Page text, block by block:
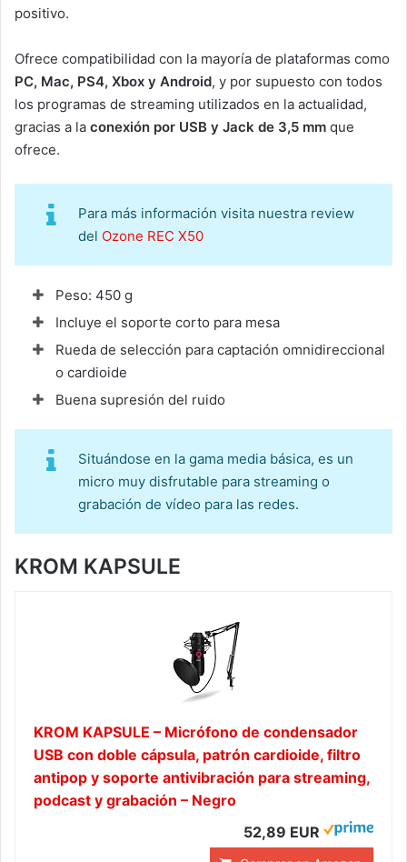
positivo.
Ofrece compatibilidad con la mayoría de plataformas como
PC, Mac, PS4, Xbox y Android, y por supuesto con todos
los programas de streaming utilizados en la actualidad,
gracias a la conexión por USB y Jack de 3,5 mm que
ofrece.
Para más información visita nuestra review
del Ozone REC X50
Peso: 450 g
Incluye el soporte corto para mesa
Rueda de selección para captación omnidireccional
o cardioide
Buena supresión del ruido
Situándose en la gama media básica, es un
micro muy disfrutable para streaming o
grabación de vídeo para las redes.
KROM KAPSULE
KROM KAPSULE – Micrófono de condensador
USB con doble cápsula, patrón cardioide, filtro
antipop y soporte antivibración para streaming,
podcast y grabación – Negro
52,89 EUR